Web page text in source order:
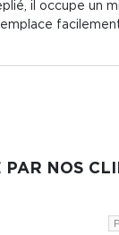
il occupe un
NOS